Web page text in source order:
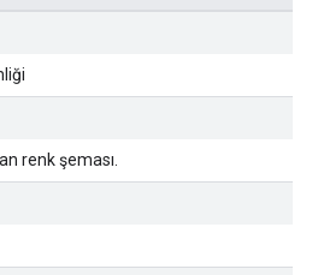
renk şeması.